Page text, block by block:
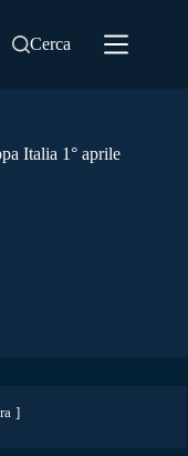
Cerca
Italia 1° aprile